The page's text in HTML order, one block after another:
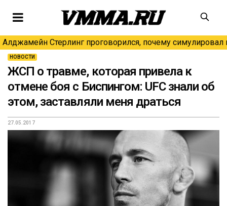
Алджамейн Стерлинг проговорился, почему симулировал
НОВОСТИ
ЖСП о травме, которая привела к
отмене боя с Биспингом: UFC знали об
этом, заставляли меня драться
27.05.2017